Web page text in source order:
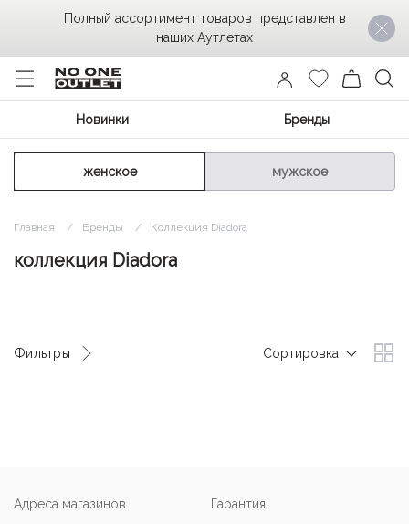
Новинки Бренды
женское мужское
Главная Бренды Коллекция Diadora
коллекция Diadora
Фильтры Сортировка
Полный ассортимент товаров представлен в
наших Аутлетах
Адреса магазинов
Гарантия